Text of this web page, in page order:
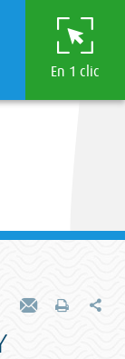
En 1 clic
Partager sur Facebook
Envoyer par e-mail
Imprimer